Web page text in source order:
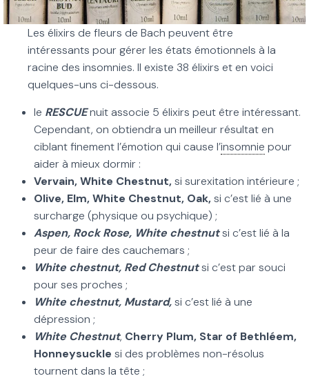
Les élixirs de fleurs de Bach peuvent être
intéressants pour gérer les états émotionnels à la
racine des insomnies. Il existe 38 élixirs et en voici
quelques-uns ci-dessous.
le RESCUEnuit associe 5 élixirs peut être intéressant.
Cependant, on obtiendra un meilleur résultat en
ciblant finement l’émotion qui cause l’insomnie pour
aider à mieux dormir :
Vervain, White Chestnut,si surexitation intérieure ;
Olive, Elm, White Chestnut, Oak,si c’est lié à une
surcharge (physique ou psychique) ;
Aspen, Rock Rose, White chestnutsi c’est lié à la
peur de faire des cauchemars ;
White chestnut, Red Chestnutsi c’est par souci
pour ses proches ;
White chestnut, Mustard,si c’est lié à une
dépression ;
White Chestnut, Cherry Plum, Star of Bethléem,
Honneysuckle si des problèmes non-résolus
tournent dans la tête ;